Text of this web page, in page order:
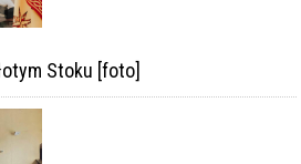
Stoku [foto]